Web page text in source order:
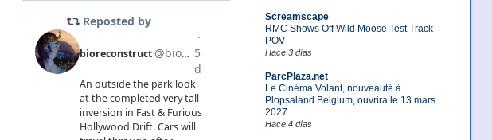
Screamscape
RMC Shows Off Wild Moose Test Track
POV
Hace 3 días
ParcPlaza.net
Le Cinéma Volant, nouveauté à
Plopsaland Belgium, ouvrira le 13 mars
2027
Hace 4 días